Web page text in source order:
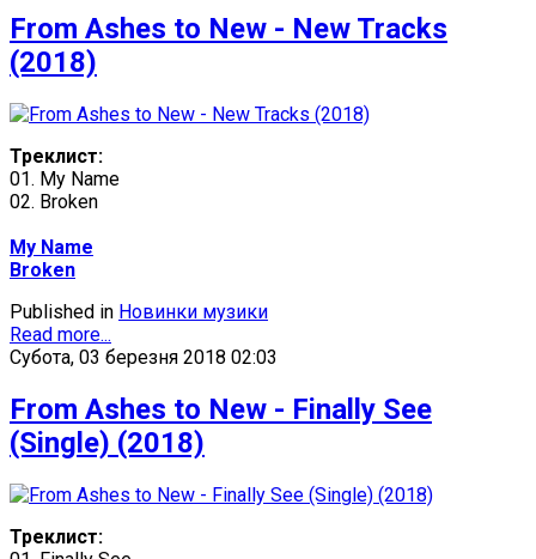
From Ashes to New - New Tracks
(2018)
Треклист:
01. My Name
02. Broken
My Name
Broken
Published in Новинки музики
Read more...
Субота, 03 березня 2018 02:03
From Ashes to New - Finally See
(Single) (2018)
Треклист: